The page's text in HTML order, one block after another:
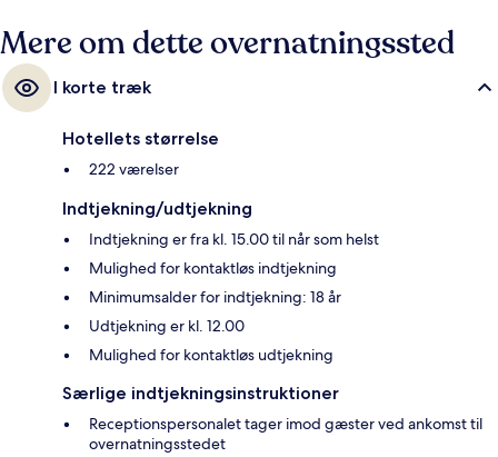
Mere om dette overnatningssted
I korte træk
Hotellets størrelse
222 værelser
Indtjekning/udtjekning
Indtjekning er fra kl. 15.00 til når som helst
Mulighed for kontaktløs indtjekning
Minimumsalder for indtjekning: 18 år
Udtjekning er kl. 12.00
Mulighed for kontaktløs udtjekning
Særlige indtjekningsinstruktioner
Receptionspersonalet tager imod gæster ved ankomst til
overnatningsstedet